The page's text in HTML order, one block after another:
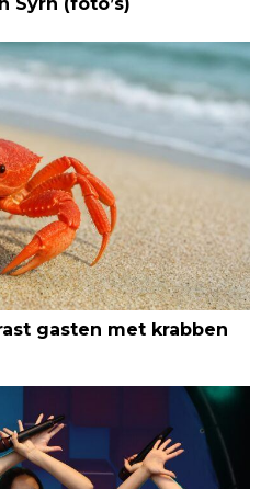
gasten met krabben